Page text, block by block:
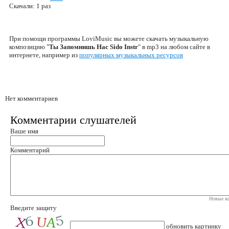
Скачали: 1 раз
При помощи программы LoviMusic вы можете скачать музыкальную
композицию "Ты Запомнишь Нас Sido Instr" в mp3 на любом сайте в
интернете, например из популярных музыкальных ресурсов
Нет комментариев
Комментарии слушателей
Ваше имя
Комментарий
Новые
Введите защиту
обновить картинку